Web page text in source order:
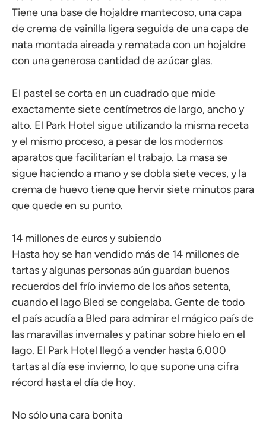
Tiene una base de hojaldre mantecoso, una capa
de crema de vainilla ligera seguida de una capa de
nata montada aireada y rematada con un hojaldre
con una generosa cantidad de azúcar glas.
El pastel se corta en un cuadrado que mide
exactamente siete centímetros de largo, ancho y
alto. El Park Hotel sigue utilizando la misma receta
y el mismo proceso, a pesar de los modernos
aparatos que facilitarían el trabajo. La masa se
sigue haciendo a mano y se dobla siete veces, y la
crema de huevo tiene que hervir siete minutos para
que quede en su punto.
14 millones de euros y subiendo
Hasta hoy se han vendido más de 14 millones de
tartas y algunas personas aún guardan buenos
recuerdos del frío invierno de los años setenta,
cuando el lago Bled se congelaba. Gente de todo
el país acudía a Bled para admirar el mágico país de
las maravillas invernales y patinar sobre hielo en el
lago. El Park Hotel llegó a vender hasta 6.000
tartas al día ese invierno, lo que supone una cifra
récord hasta el día de hoy.
No sólo una cara bonita